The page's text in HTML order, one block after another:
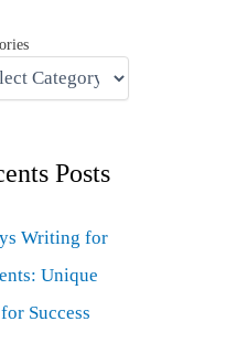
Posts
Writing for
Unique
Success